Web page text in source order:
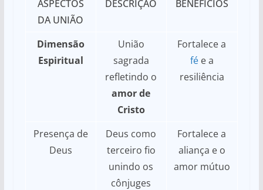
ASPECTOS
DA UNIÃO
DESCRIÇÃO BENEFÍCIOS
Dimensão
Espiritual
União
sagrada
refletindo o
amor de
Cristo
Fortalece a
fée a
resiliência
Presença de
Deus
Deus como
terceiro fio
unindo os
cônjuges
Fortalece a
aliança e o
amor mútuo